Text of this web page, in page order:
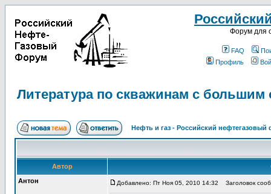
Форум для
FAQ
Профиль
Литература по скважинам с большим
Нефть и газ - Российский нефтегазовый
Автор
Антон
Добавлено: Пт Ноя 05, 2010 14:32 Заголовок